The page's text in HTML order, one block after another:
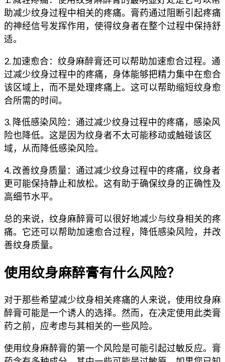
助减少纹身过程中相关的疼痛。膏药通过阻断引起疼痛
的神经信号发挥作用，使得纹身者在整个过程中保持舒
适。
2. 加速愈合：纹身麻醉膏还可以帮助加速愈合过程。通
过减少纹身过程中的疼痛，身体能够把精力集中在愈合
该区域上，而不是处理疼痛上。这可以帮助缩短纹身愈
合所需的时间。
3. 降低感染风险：通过减少纹身过程中的疼痛，感染风
险也降低。这是因为纹身者不太可能移动或触碰该区
域，从而降低感染风险。
4. 改善纹身质量：通过减少纹身过程中的疼痛，纹身者
更可能保持静止和放松。这有助于确保纹身的正确性及
高细节水平。
总的来说，纹身麻醉膏可以很好地减少与纹身相关的疼
痛。它还可以帮助加速愈合过程，降低感染风险，并改
善纹身质量。
使用纹身麻醉膏有什么风险？
对于那些希望减少纹身相关疼痛的人来说，使用纹身麻
醉膏可能是一个诱人的选择。然而，在决定使用此类膏
药之前，应考虑与其相关的一些风险。
使用纹身麻醉膏的第一个风险是可能引起过敏反应。膏